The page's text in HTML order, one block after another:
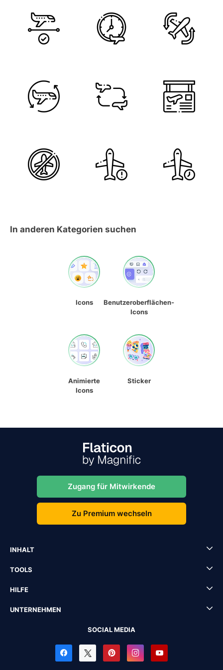
In anderen Kategorien suchen
Icons
Benutzeroberflächen-
Icons
Animierte
Icons
Sticker
Zugang für Mitwirkende
Zu Premium wechseln
INHALT
TOOLS
HILFE
UNTERNEHMEN
SOCIAL MEDIA